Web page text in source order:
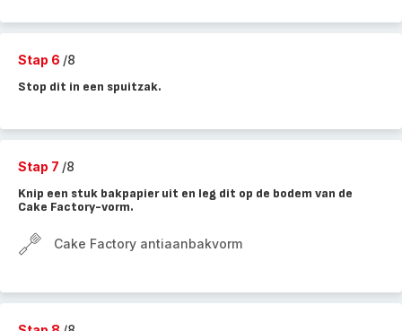
Stap 6 /8
Stop dit in een spuitzak.
Stap 7 /8
Knip een stuk bakpapier uit en leg dit op de bodem van de
Cake Factory-vorm.
Cake Factory antiaanbakvorm